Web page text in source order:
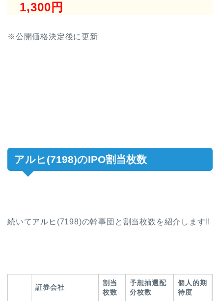
1,300円
※公開価格決定後に更新
アルヒ(7198)のIPO割当枚数
続いてアルヒ(7198)の幹事団と割当枚数を紹介します!!
証券会社
割当
枚数
予想抽選配
分枚数
個人的期
待度